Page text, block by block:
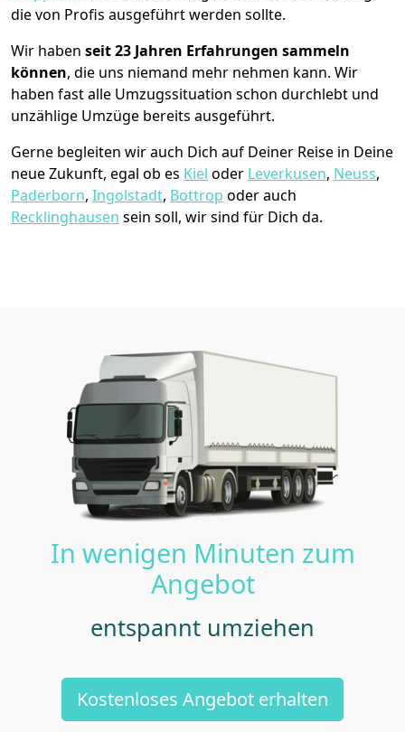
die von Profis ausgeführt werden sollte.
Wir haben seit23 Jahren Erfahrungen sammeln
können, die uns niemand mehr nehmen kann. Wir
haben fast alle Umzugssituation schon durchlebt und
unzählige Umzüge bereits ausgeführt.
Gerne begleiten wir auch Dich auf Deiner Reise in Deine
neue Zukunft, egal ob es Kiel oder Leverkusen, Neuss,
Paderborn, Ingolstadt, Bottrop oder auch
Recklinghausen sein soll, wir sind für Dich da.
In wenigen Minuten zum
Angebot
entspannt umziehen
Kostenloses Angebot erhalten